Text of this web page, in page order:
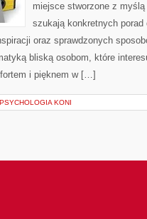
miejsce stworzone z
szukają konkretnych
oraz sprawdzonych
bliską osobom, które
i pięknem w […]
KONI